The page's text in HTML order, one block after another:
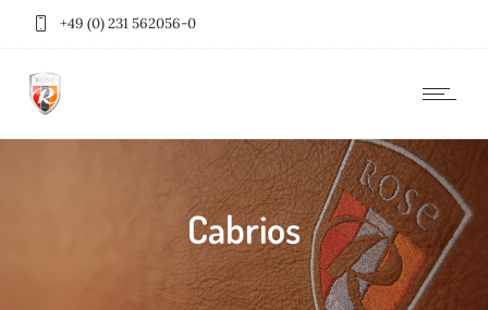
+49 (0) 231 562056-0
Cabrios